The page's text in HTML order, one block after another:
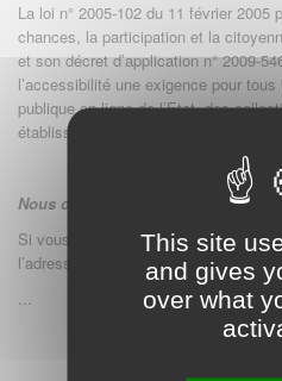
This site
and gives
over what
La loi n° 2005-102 du 11 février 2005
chances, la participation et la
et son décret d’application n° 2009-
l’accessibilité une exigence pour
publique en ligne de l’Etat, des
établissements publics qui en
Nous contacter :
Si vous souhaitez nous contacter,
l’adresse suivante :
...